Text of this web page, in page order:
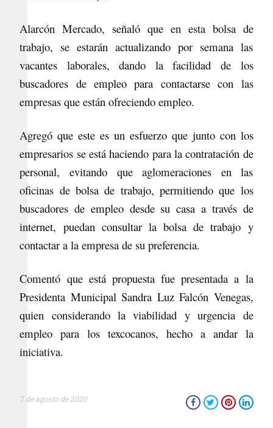
Alarcón Mercado, señaló que en esta bolsa de
trabajo, se estarán actualizando por semana las
vacantes laborales, dando la facilidad de los
buscadores de empleo para contactarse con las
empresas que están ofreciendo empleo.
Agregó que este es un esfuerzo que junto con los
empresarios se está haciendo para la contratación de
personal, evitando que aglomeraciones en las
oficinas de bolsa de trabajo, permitiendo que los
buscadores de empleo desde su casa a través de
internet, puedan consultar la bolsa de trabajo y
contactar a la empresa de su preferencia.
Comentó que está propuesta fue presentada a la
Presidenta Municipal Sandra Luz Falcón Venegas,
quien considerando la viabilidad y urgencia de
empleo para los texcocanos, hecho a andar la
iniciativa.
7 de agosto de 2020